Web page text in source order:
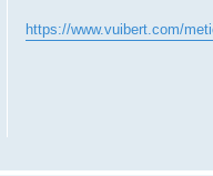
https://www.vuibert.com/